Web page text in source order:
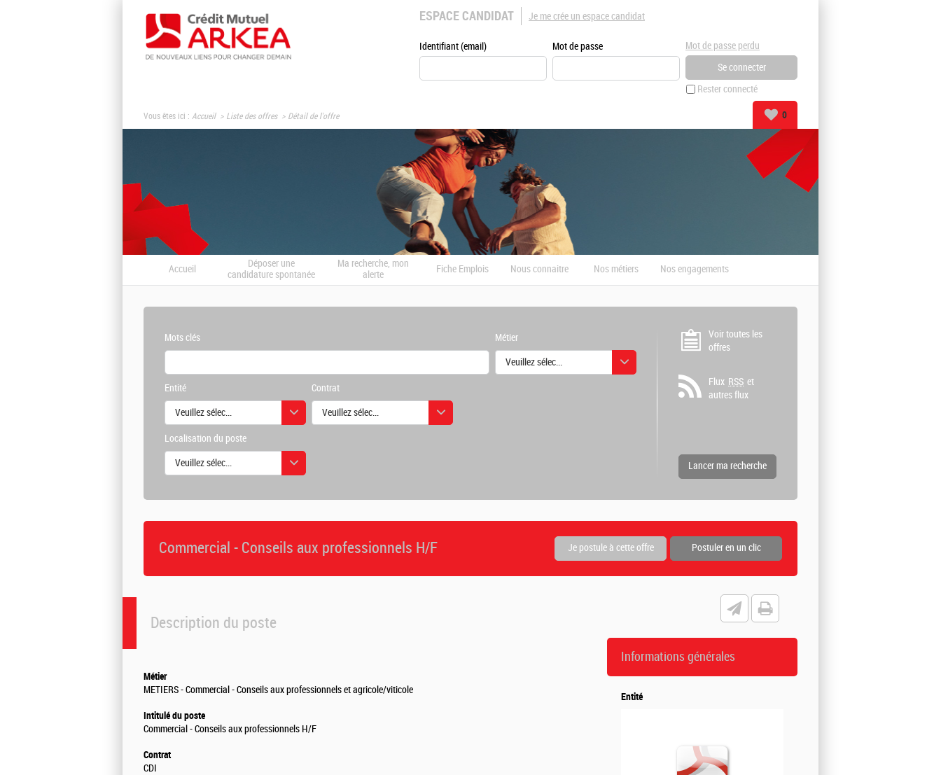
ESPACE CANDIDAT
Identifiant (email) Mot de passe
Rester connecté
Mot de passe perdu
Je me crée un espace candidat
Vous êtes ici : Accueil Liste des offres Détail de l'offre 0
Accueil
Déposer une
candidature spontanée
Ma recherche, mon
alerte
Fiche Emplois Nous connaitre Nos métiers Nos engagements
Mots clés Métier
Veuillez sélectionner une ou des valeurs
Entité
Veuillez sélectionner une ou des valeurs
Contrat
Veuillez sélectionner une ou des valeurs
Localisation du poste
Veuillez sélectionner une ou des valeurs
Voir toutes les
offres
Flux RSS et
autres flux
Commercial - Conseils aux professionnels H/F
Description du poste
Métier
METIERS - Commercial - Conseils aux professionnels et agricole/viticole
Intitulé du poste
Commercial - Conseils aux professionnels H/F
Contrat
CDI
Informations générales
Entité